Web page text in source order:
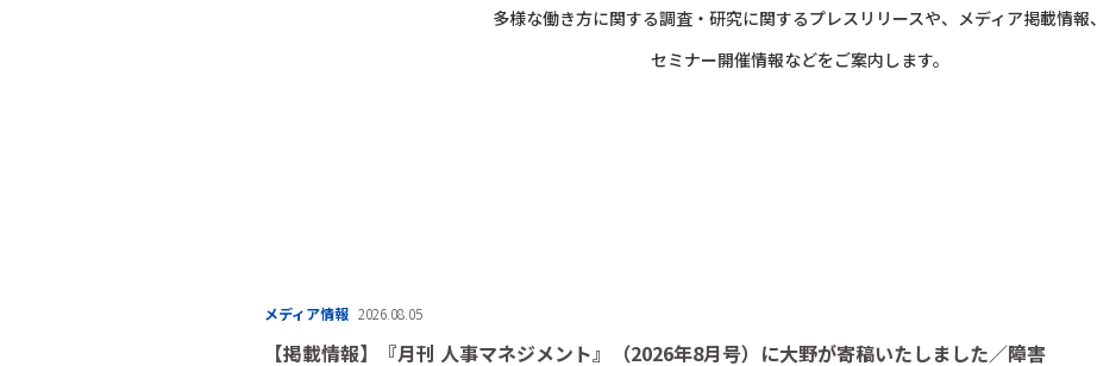
多様な働き方に関する調査・研究に関するプレスリリースや、メディア掲載情報、
セミナー開催情報などをご案内します。
メディア情報 2026.08.05
【掲載情報】『月刊 人事マネジメント』（2026年8月号）に大野が寄稿いたしました／障害